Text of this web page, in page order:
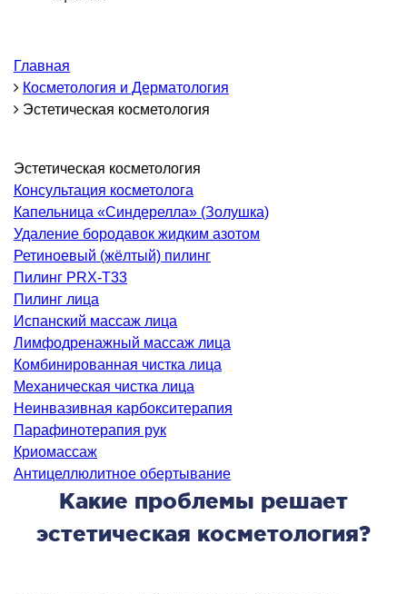
терапия
помощь
ЗАБОЛЕВАНИЯ
горла и гортани
носа
ушей
И ЛОР-ХИРУРГИЯ
Главная
Косметология и Дерматология
Эстетическая косметология
Эстетическая косметология
Консультация косметолога
Капельница «Синдерелла» (Золушка)
Удаление бородавок жидким азотом
Ретиноевый (жёлтый) пилинг
Пилинг PRX-T33
Пилинг лица
Испанский массаж лица
Лимфодренажный массаж лица
Комбинированная чистка лица
Механическая чистка лица
Неинвазивная карбокситерапия
Парафинотерапия рук
Криомассаж
Антицеллюлитное обертывание
Какие проблемы решает
эстетическая косметология?